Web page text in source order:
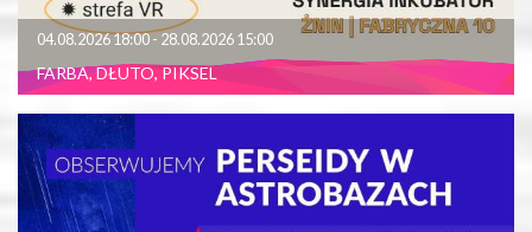
04.08.2026 18:00 - 28.08.2026 15:00
FARBA, DŁUTO, PIKSEL